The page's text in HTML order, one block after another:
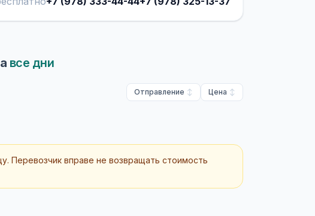
все дни
Отправление Цена
Перевозчик вправе не возвращать стоимость